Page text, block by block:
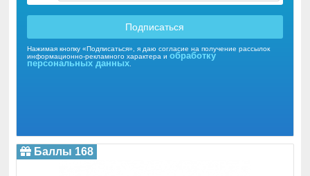
Подписаться
Нажимая кнопку «Подписаться», я даю согласие на получение рассылок
информационно-рекламного характера иобработку
персональных данных
Баллы 168